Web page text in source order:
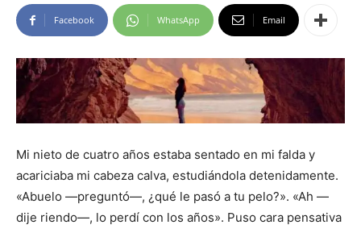
Facebook WhatsApp Email
Mi nieto de cuatro años estaba sentado en mi falda y
acariciaba mi cabeza calva, estudiándola detenidamente.
«Abuelo —preguntó—, ¿qué le pasó a tu pelo?». «Ah —
dije riendo—, lo perdí con los años». Puso cara pensativa